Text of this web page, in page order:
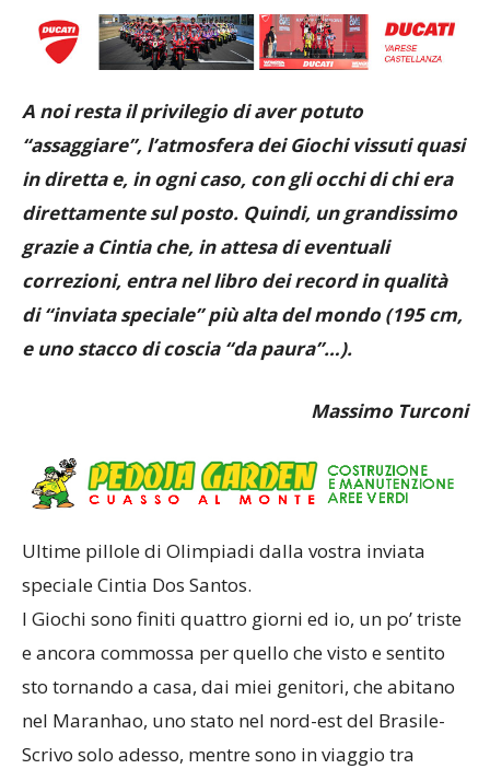
A noi resta il privilegio di aver potuto
“assaggiare”, l’atmosfera dei Giochi vissuti quasi
in diretta e, in ogni caso, con gli occhi di chi era
direttamente sul posto. Quindi, un grandissimo
grazie a Cintia che, in attesa di eventuali
correzioni, entra nel libro dei record in qualità
di “inviata speciale” più alta del mondo (195 cm,
e uno stacco di coscia “da paura”…).
Massimo Turconi
Ultime pillole di Olimpiadi dalla vostra inviata
speciale Cintia Dos Santos.
I Giochi sono finiti quattro giorni ed io, un po’ triste
e ancora commossa per quello che visto e sentito
sto tornando a casa, dai miei genitori, che abitano
nel Maranhao, uno stato nel nord-est del Brasile-
Scrivo solo adesso, mentre sono in viaggio tra